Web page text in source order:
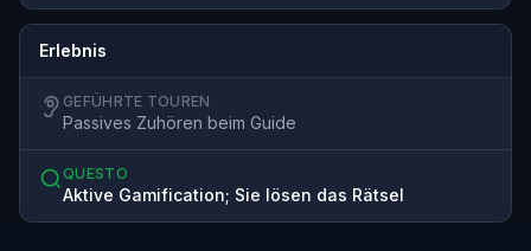
Erlebnis
GEFÜHRTE TOUREN
Passives Zuhören beim Guide
QUESTO
Aktive Gamification; Sie lösen das Rätsel